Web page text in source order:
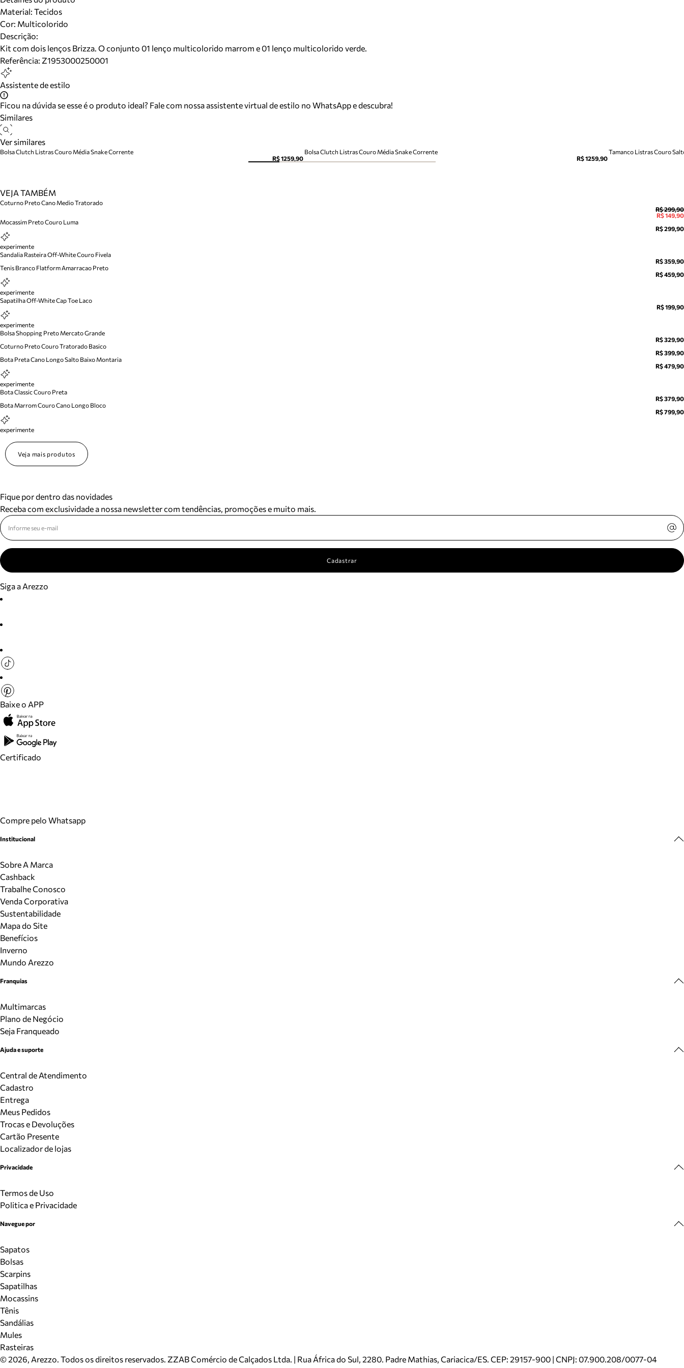
Material: Tecidos
Cor: Multicolorido
Descrição:
Kit com dois lenços Brizza. O conjunto 01 lenço multicolorido marrom e 01 lenço multicolorido verde.
Referência: Z1953000250001
Assistente de estilo
Ficou na dúvida se esse é o produto ideal? Fale com nossa assistente virtual de estilo no WhatsApp e descubra!
Similares
Ver similares
Bolsa Clutch Listras Couro Média Snake Corrente
R$ 1259,90
Bolsa Clutch Listras Couro Média Snake Corrente
R$ 1259,90
Tamanco Listras Couro
VEJA TAMBÉM
Coturno Preto Cano Medio Tratorado
R$ 299,90
R$ 149,90
Mocassim Preto Couro Luma
R$ 299,90
experimente
Sandalia Rasteira Off-White Couro Fivela
R$ 359,90
Tenis Branco Flatform Amarracao Preto
R$ 459,90
experimente
Sapatilha Off-White Cap Toe Laco
R$ 199,90
experimente
Bolsa Shopping Preto Mercato Grande
R$ 329,90
Coturno Preto Couro Tratorado Basico
R$ 399,90
Bota Preta Cano Longo Salto Baixo Montaria
R$ 479,90
experimente
Bota Classic Couro Preta
R$ 379,90
Bota Marrom Couro Cano Longo Bloco
R$ 799,90
experimente
Veja mais produtos
Fique por dentro das novidades
Receba com exclusividade a nossa newsletter com tendências, promoções e muito mais.
Cadastrar
Siga a Arezzo
Baixe o APP
Certificado
Compre pelo Whatsapp
Institucional
Sobre A Marca
Cashback
Trabalhe Conosco
Venda Corporativa
Sustentabilidade
Mapa do Site
Benefícios
Inverno
Mundo Arezzo
Franquias
Multimarcas
Plano de Negócio
Seja Franqueado
Ajuda e suporte
Central de Atendimento
Cadastro
Entrega
Meus Pedidos
Trocas e Devoluções
Cartão Presente
Localizador de lojas
Privacidade
Termos de Uso
Politica e Privacidade
Navegue por
Sapatos
Bolsas
Scarpins
Sapatilhas
Mocassins
Tênis
Sandálias
Mules
Rasteiras
©2026, Arezzo. Todos os direitos reservados. ZZAB Comércio de Calçados Ltda. | Rua África do Sul, 2280. Padre Mathias, Cariacica/ES. CEP: 29157-900 | CNPJ: 07.900.208/0077-04